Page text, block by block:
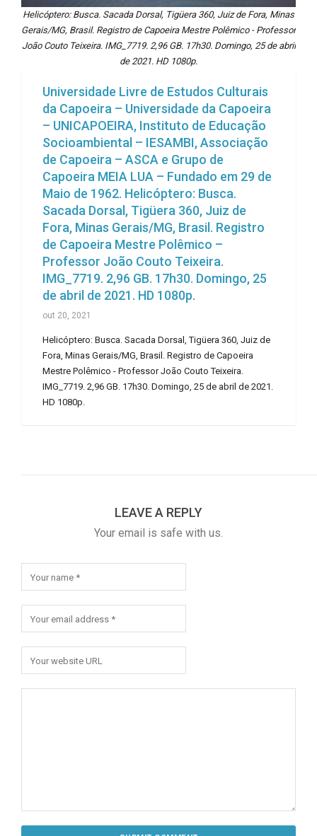
Helicóptero: Busca. Sacada Dorsal, Tigüera 360, Juiz de Fora, Minas
Gerais/MG, Brasil. Registro de Capoeira Mestre Polêmico - Professor
João Couto Teixeira. IMG_7719. 2,96 GB. 17h30. Domingo, 25 de abril
de 2021. HD 1080p.
Universidade Livre de Estudos Culturais
da Capoeira – Universidade da Capoeira
– UNICAPOEIRA, Instituto de Educação
Socioambiental – IESAMBI, Associação
de Capoeira – ASCA e Grupo de
Capoeira MEIA LUA – Fundado em 29 de
Maio de 1962. Helicóptero: Busca.
Sacada Dorsal, Tigüera 360, Juiz de
Fora, Minas Gerais/MG, Brasil. Registro
de Capoeira Mestre Polêmico –
Professor João Couto Teixeira.
IMG_7719. 2,96 GB. 17h30. Domingo, 25
de abril de 2021. HD 1080p.
out 20, 2021
Helicóptero: Busca. Sacada Dorsal, Tigüera 360, Juiz de
Fora, Minas Gerais/MG, Brasil. Registro de Capoeira
Mestre Polêmico - Professor João Couto Teixeira.
IMG_7719. 2,96 GB. 17h30. Domingo, 25 de abril de 2021.
HD 1080p.
LEAVE A REPLY
Your email is safe with us.